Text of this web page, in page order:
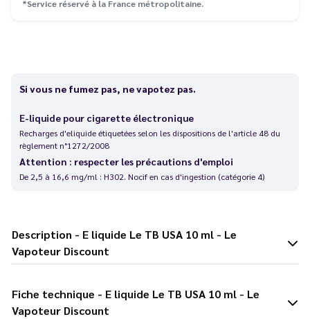
*Service réservé à la France métropolitaine.
Si vous ne fumez pas, ne vapotez pas.
E-liquide pour cigarette électronique
Recharges d'eliquide étiquetées selon les dispositions de l'article 48 du
règlement n°1272/2008
Attention : respecter les précautions d'emploi
De 2,5 à 16,6 mg/ml : H302. Nocif en cas d'ingestion (catégorie 4)
Description - E liquide Le TB USA 10 ml - Le
Vapoteur Discount
Fiche technique - E liquide Le TB USA 10 ml - Le
Vapoteur Discount